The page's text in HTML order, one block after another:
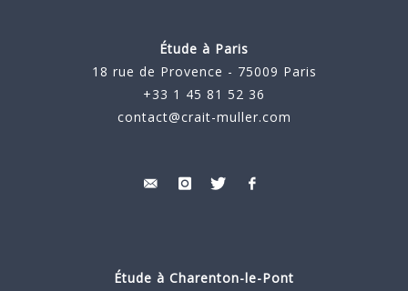
Étude à Paris
18 rue de Provence - 75009 Paris
+33 1 45 81 52 36
contact@crait-muller.com
Étude à Charenton-le-Pont